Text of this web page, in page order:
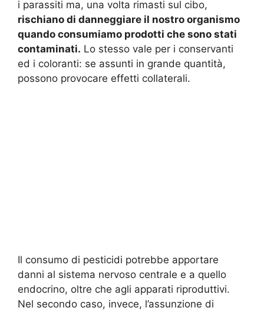
i parassiti ma, una volta rimasti sul cibo,
rischiano di danneggiare il nostro organismo
quando consumiamo prodotti che sono stati
contaminati. Lo stesso vale per i conservanti
ed i coloranti: se assunti in grande quantità,
possono provocare effetti collaterali.
Il consumo di pesticidi potrebbe apportare
danni al sistema nervoso centrale e a quello
endocrino, oltre che agli apparati riproduttivi.
Nel secondo caso, invece, l’assunzione di